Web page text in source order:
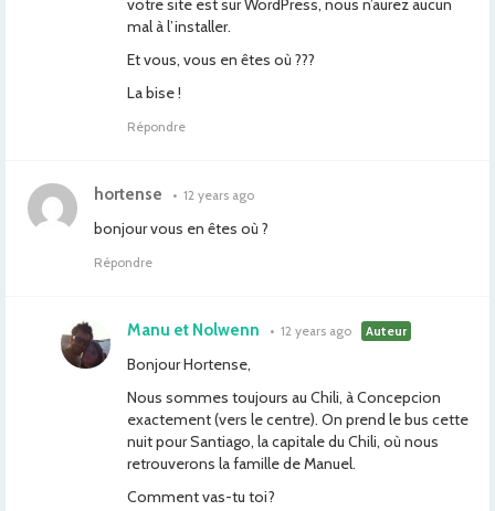
votre site est sur WordPress, nous n’aurez aucun
mal à l’installer.
Et vous, vous en êtes où ???
La bise !
Répondre
hortense • 12 years ago
bonjour vous en êtes où ?
Répondre
Manu et Nolwenn • 12 years ago Auteur
Bonjour Hortense,
Nous sommes toujours au Chili, à Concepcion
exactement (vers le centre). On prend le bus cette
nuit pour Santiago, la capitale du Chili, où nous
retrouverons la famille de Manuel.
Comment vas-tu toi?